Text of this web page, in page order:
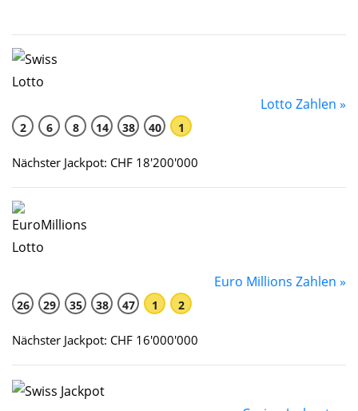
Lotto Zahlen »
2 6 8 14 38 40 1
Nächster Jackpot: CHF 18'200'000
Euro Millions Zahlen »
26 29 35 38 47 1 2
Nächster Jackpot: CHF 16'000'000